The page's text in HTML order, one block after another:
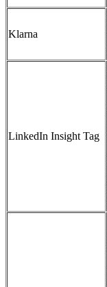
Klarna
LinkedIn Insight Tag